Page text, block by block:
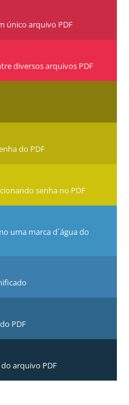
único arquivo PDF
diversos arquivos PDF
do PDF
senha no PDF
uma marca d`água do
PDF
arquivo PDF